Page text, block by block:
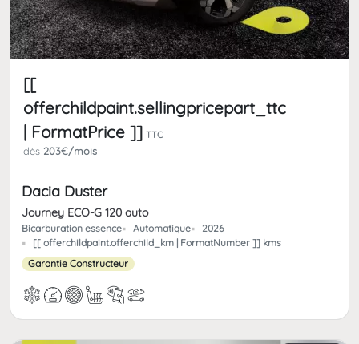
[[
offerchildpaint.sellingpricepart_ttc
| FormatPrice ]] TTC
dès 203€/mois
Dacia Duster
Journey ECO-G 120 auto
Bicarburation essence Automatique
2026
[[ offerchildpaint.offerchild_km | FormatNumber ]] kms
Garantie Constructeur